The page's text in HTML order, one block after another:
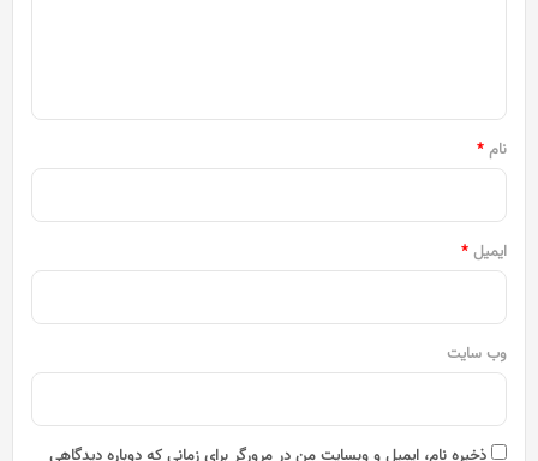
نام *
ایمیل *
وب‌ سایت
ذخیره نام، ایمیل و وبسایت من در مرورگر برای زمانی که دوباره دیدگاهی